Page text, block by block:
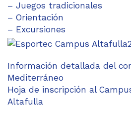
– Juegos tradicionales
– Orientación
– Excursiones
Información detallada del
Mediterráneo
Hoja de inscripción al
Altafulla